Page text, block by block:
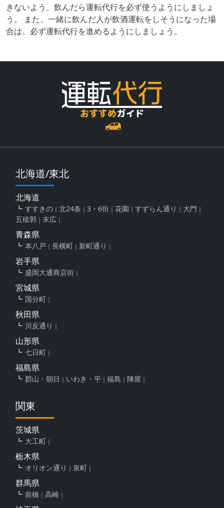
きないよう、飲んだら運転代行を必ず使うようにしましょ
う。 また、一緒に飲んだ人が飲酒運転をしそうになった場
合は、必ず運転代行を進めるようにしましょう。
北海道/東北
北海道
すすきの 北24条 3・6街 花園 すずらん通り
大門
五稜郭
末広
青森県
本八戸 長横町 新町通り
岩手県
盛岡大通商店街
宮城県
国分町
秋田県
川反通り
山形県
七日町
福島県
郡山・朝日 いわき・平 福島 陣屋
関東
茨城県
大工町
栃木県
オリオン通り 泉町
群馬県
前橋 高崎